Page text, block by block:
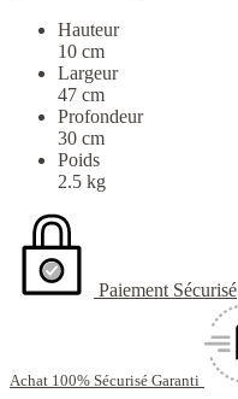
Hauteur
10 cm
Largeur
47 cm
Profondeur
30 cm
Poids
2.5 kg
Paiement Sécurisé
Achat 100% Sécurisé Garanti